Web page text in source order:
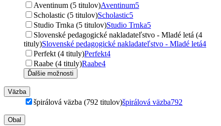
Aventinum (5 titulov)Aventinum5
Scholastic (5 titulov)Scholastic5
Studio Trnka (5 titulov)Studio Trnka5
Slovenské pedagogické nakladateľstvo - Mladé letá (4
tituly)Slovenské pedagogické nakladateľstvo - Mladé letá4
Perfekt (4 tituly)Perfekt4
Raabe (4 tituly)Raabe4
Ďalšie možnosti
Väzba
špirálová väzba (792 titulov)špirálová väzba792
Obal